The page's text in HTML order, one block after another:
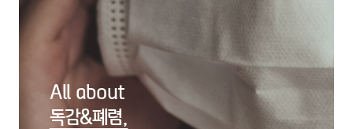
All about
독감&폐렴,